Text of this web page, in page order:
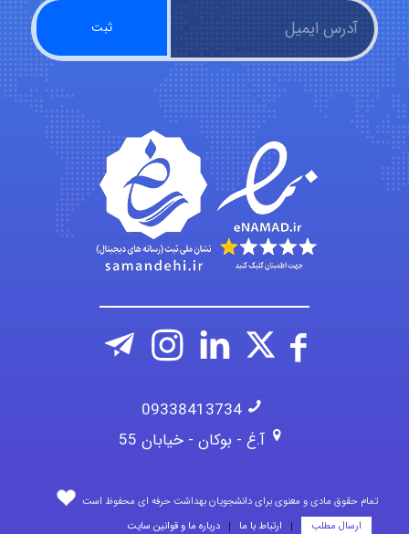
Jafar Tym
aghajari vahid
Poubakhtiari
09338413734
آ.غ - بوکان - خیابان 55
تمام حقوق مادی و معنوی برای دانشجویان بهداشت حرفه ای محفوظ است
ارسال مطلب
ارتباط با ما درباره ما و قوانین سایت